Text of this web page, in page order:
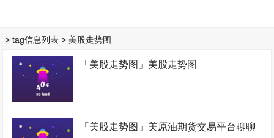
> tag信息列表 > 美股走势图
「美股走势图」美股走势图
「美股走势图」美原油期货交易平台聊聊